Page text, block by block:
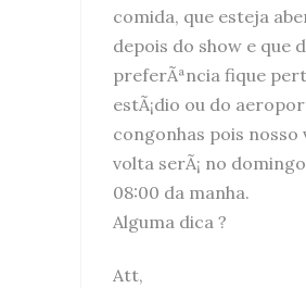
comida, que esteja
depois do show e que
preferÃªncia fique
estÃ¡dio ou do
congonhas pois nosso
volta serÃ¡ no
08:00 da manha.
Alguma dica ?
Att,